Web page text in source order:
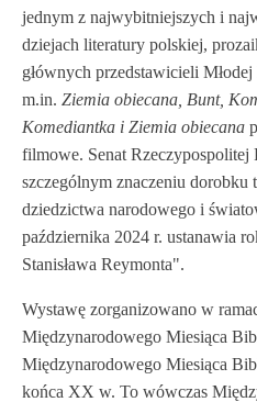
jednym z najwybitniejszych i
dziejach literatury polskiej,
głównych przedstawicieli
m.in. Ziemia obiecana, Bunt,
Komediantka i Ziemia obiecana
filmowe. Senat
szczególnym znaczeniu dorobku
dziedzictwa narodowego i
października 2024 r. ustanawia
Stanisława Reymonta".
Wystawę zorganizowano w
Międzynarodowego Miesiąca
Międzynarodowego Miesiąca
końca XX w. To wówczas